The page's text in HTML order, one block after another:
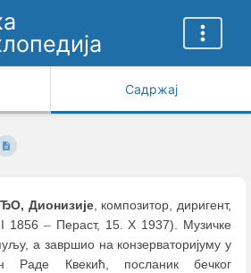
Садржај
Дионизије, композитор, диригент,
1856 – Пераст, 15. X 1937). Музичке
а завршио на конзерваторијуму у
Раде Квекић, посланик бечког